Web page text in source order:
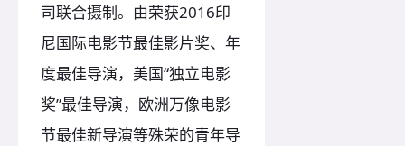
司联合摄制。由荣获2016印
尼国际电影节最佳影片奖、年
度最佳导演，美国“独立电影
奖”最佳导演，欧洲万像电影
节最佳新导演等殊荣的青年导